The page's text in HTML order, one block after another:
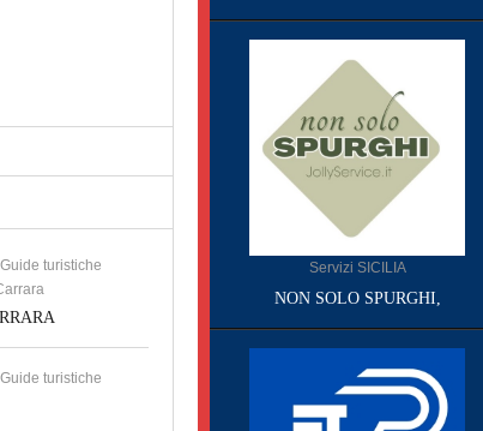
turistiche
turistiche
Servizi SICILIA
NON SOLO SPURGHI,